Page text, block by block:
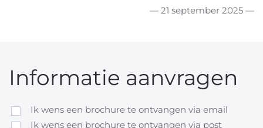
— 21 september 2025 —
Informatie aanvragen
Ik wens een brochure te ontvangen via email
Ik wens een brochure te ontvangen via post